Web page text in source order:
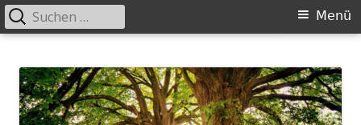
zum
Inhalt
Primäres
Menü
Suche
nach: